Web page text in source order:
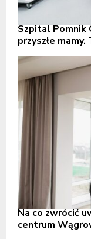
Szpital Pomnik
przyszłe mamy.
Na co zwrócić
centrum